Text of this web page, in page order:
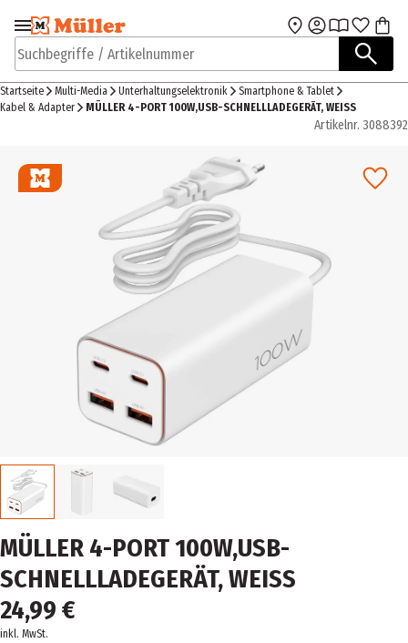
Zur Navigation
springen
Zum Hauptinhalt
Suchbegriffe / Artikelnummer
Startseite Multi-Media Unterhaltungselektronik
Smartphone & Tablet
Kabel & Adapter
MÜLLER 4-PORT 100W,USB-SCHNELLLADEGERÄT, WEISS
Artikelnr. 3088392
MÜLLER 4-PORT 100W,USB-
SCHNELLLADEGERÄT, WEISS
24,99 €
inkl. MwSt.